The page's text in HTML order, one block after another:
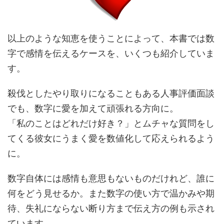
以上のような知恵を使うことによって、本書では数
字で感情を伝えるケースを、いくつも紹介していま
す。
殺伐としたやり取りになることもある人事評価面談
でも、数字に愛を加えて頑張れる方向に。
「私のことはどれだけ好き？」とムチャな質問をし
てくる彼女にうまく愛を数値化して応えられるよう
に。
数字自体には感情も意思もないものだけれど、誰に
何をどう見せるか。また数字の使い方で温かみや期
待、失礼にならない断り方まで伝え方の例も示され